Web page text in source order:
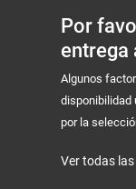
Por
entrega
Algunos
disponibilidad
por la
Ver todas